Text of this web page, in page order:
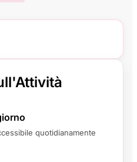
quotidianamente